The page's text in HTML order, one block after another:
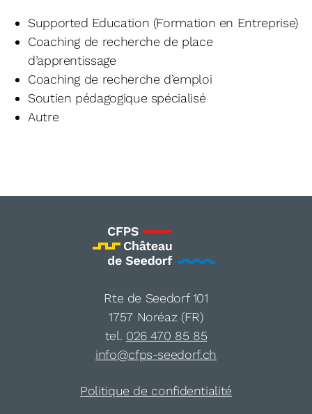
Supported Education (Formation en Entreprise)
Coaching de recherche de place
d’apprentissage
Coaching de recherche d’emploi
Soutien pédagogique spécialisé
Autre
Rte de Seedorf 101
1757 Noréaz (FR)
tel. 026 470 85 85
info@cfps-seedorf.ch
Politique de confidentialité